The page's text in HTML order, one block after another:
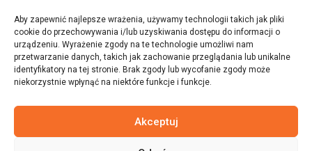
Aby zapewnić najlepsze wrażenia, używamy technologii takich jak pliki
cookie do przechowywania i/lub uzyskiwania dostępu do informacji o
urządzeniu. Wyrażenie zgody na te technologie umożliwi nam
przetwarzanie danych, takich jak zachowanie przeglądania lub unikalne
identyfikatory na tej stronie. Brak zgody lub wycofanie zgody może
niekorzystnie wpłynąć na niektóre funkcje i funkcje.
Akceptuj